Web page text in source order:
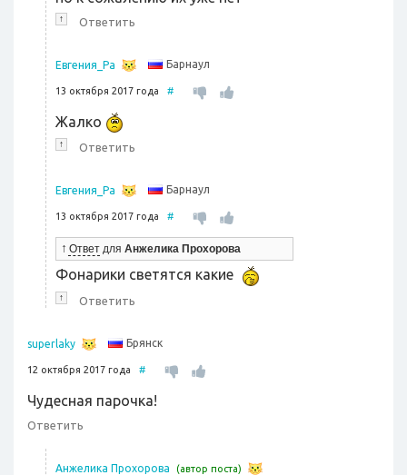
↑ Ответить
Евгения_Ра Барнаул
13 октября 2017 года #
Жалко
↑ Ответить
Евгения_Ра Барнаул
13 октября 2017 года #
↑ Ответ для Анжелика Прохорова
Фонарики светятся какие
↑ Ответить
superlaky Брянск
12 октября 2017 года #
Чудесная парочка!
Ответить
Анжелика Прохорова (автор поста)